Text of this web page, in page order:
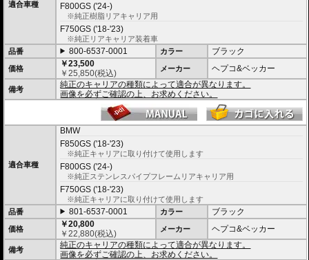
適合車種 F800GS ('24-)
※純正樹脂リアキャリア用
F750GS ('18-'23)
※純正リアキャリア装着車
品番
800-6537-0001 カラー ブラック
価格
￥23,500
￥25,850(税込) メーカー ヘプコ&ベッカー
備考
純正のキャリアの種類によって適合が異なります。
画像を必ずご確認の上、お求めください。
適合車種
BMW
F850GS ('18-'23)
※純正キャリアに取り付けて使用します
F800GS ('24-)
※純正ステンレスパイプフレームリアキャリア用
F750GS ('18-'23)
※純正キャリアに取り付けて使用します
品番
801-6537-0001 カラー ブラック
価格
￥20,800
￥22,880(税込) メーカー ヘプコ&ベッカー
備考
純正のキャリアの種類によって適合が異なります。
画像を必ずご確認の上、お求めください。